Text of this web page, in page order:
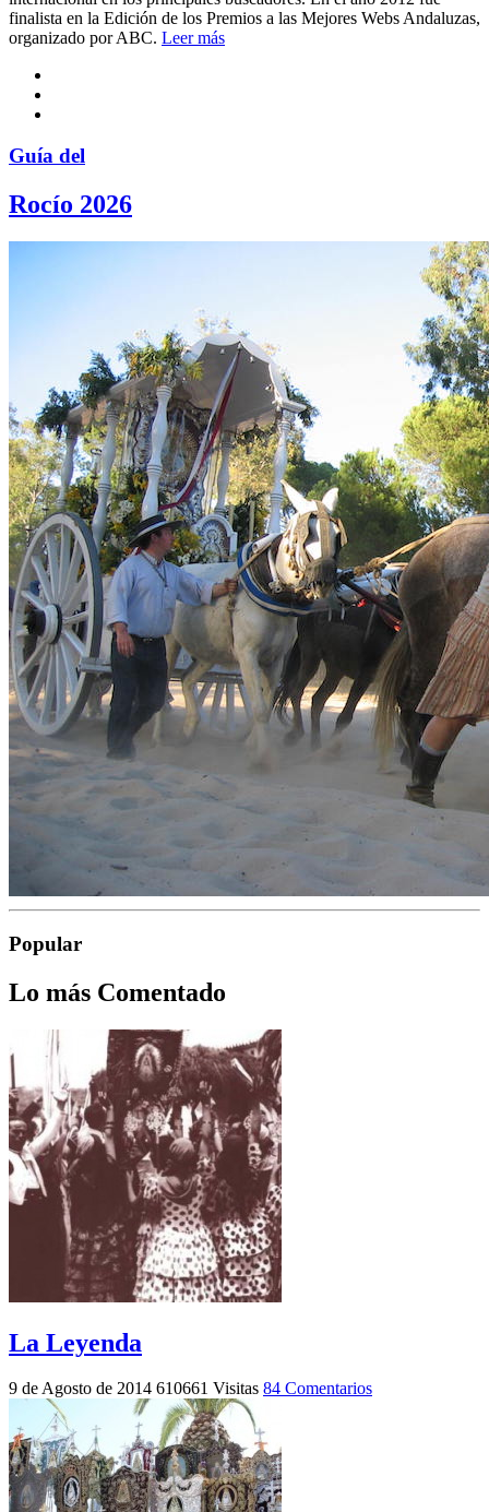
finalista en la Edición de los Premios a las Mejores Webs Andaluzas,
organizado por ABC. Leer más
Guía del
Rocío 2026
Popular
Lo más Comentado
La Leyenda
9 de Agosto de 2014 610661 Visitas 84 Comentarios